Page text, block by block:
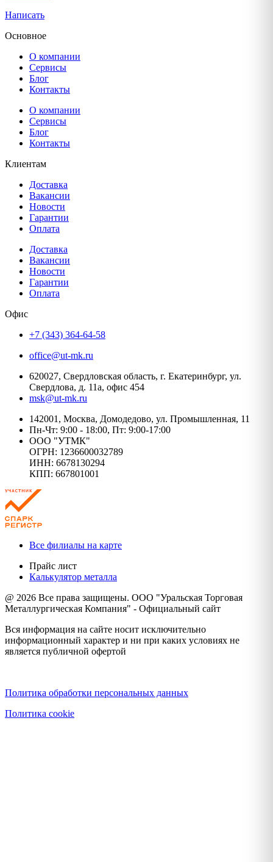
Написать
Основное
О компании
Сервисы
Блог
Контакты
О компании
Сервисы
Блог
Контакты
Клиентам
Доставка
Вакансии
Новости
Гарантии
Оплата
Доставка
Вакансии
Новости
Гарантии
Оплата
Офис
+7 (343) 364-64-58
office@ut-mk.ru
620027, Свердловская область, г. Екатеринбург, ул.
Свердлова, д. 11а, офис 454
msk@ut-mk.ru
142001, Москва, Домодедово, ул. Промышленная, 11
Пн-Чт: 9:00 - 18:00, Пт: 9:00-17:00
ООО "УТМК"
ОГРН: 1236600032789
ИНН: 6678130294
КПП: 667801001
Все филиалы на карте
Прайс лист
Калькулятор металла
@ 2026 Все права защищены. ООО "Уральская Торговая
Металлургическая Компания" - Официальный сайт
Вся информация на сайте носит исключительно
информационный характер и ни при каких условиях не
является публичной офертой
Политика обработки персональных данных
Политика cookie